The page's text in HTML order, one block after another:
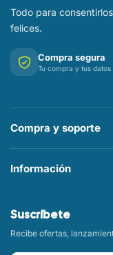
Todo para
felices.
Compra segura
Tu compra y tus
Compra y soporte
Información
Suscríbete
Recibe ofertas,